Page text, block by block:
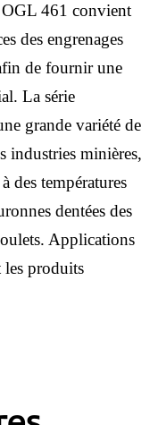
OGL 461 convient
des engrenages
de fournir une
La série
grande variété de
industries minières,
des températures
dentées des
Applications
les produits